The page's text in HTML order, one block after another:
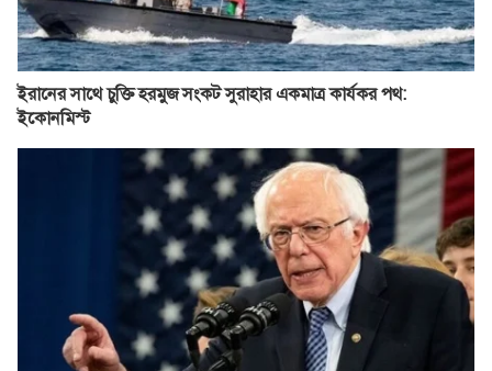
ইরানের সাথে চুক্তি হরমুজ সংকট সুরাহার একমাত্র কার্যকর পথ:
ইকোনমিস্ট